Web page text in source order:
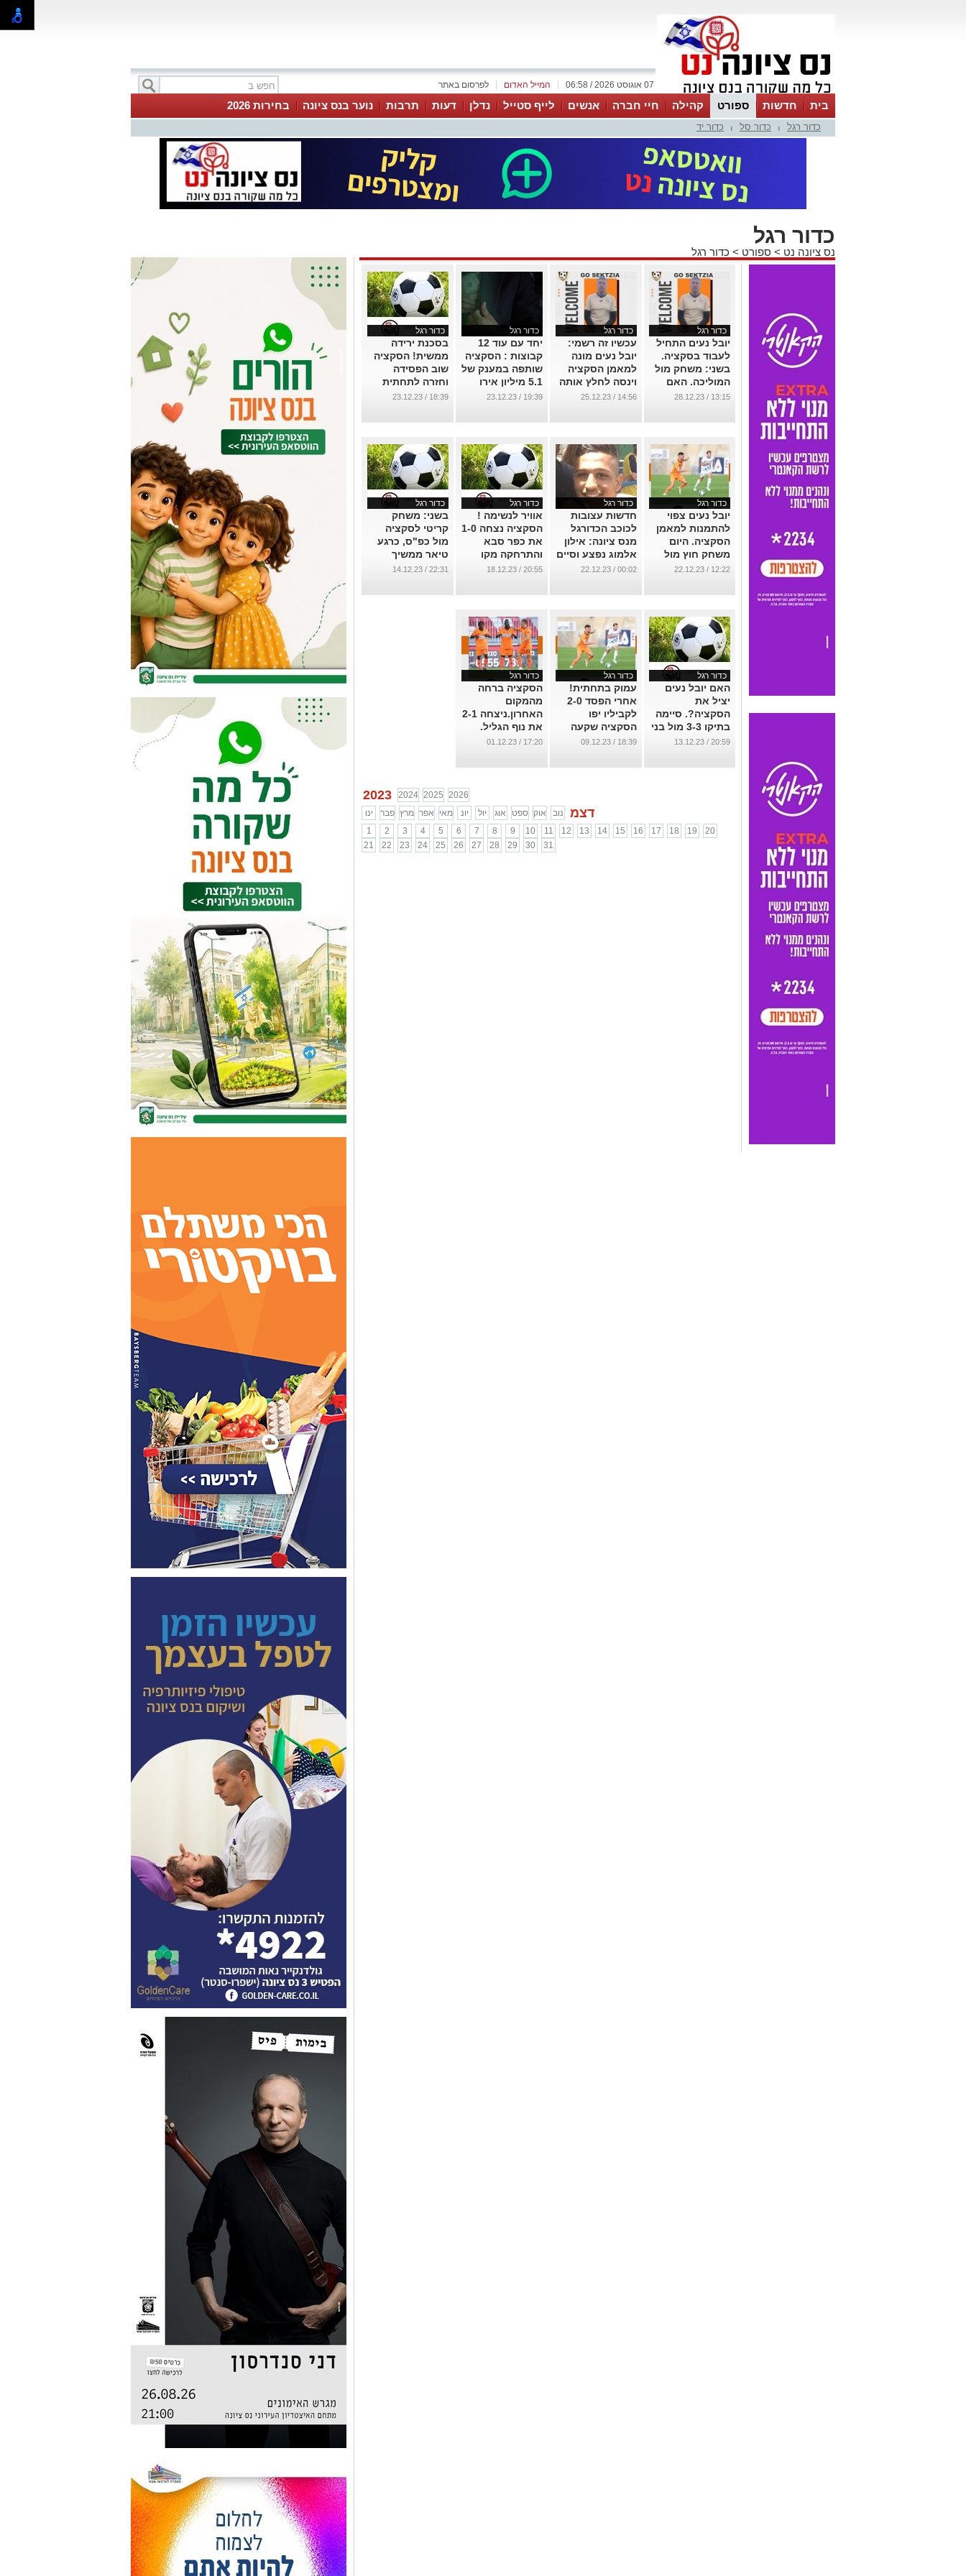
לפרסום באתר המייל האדום 07 אוגוסט 2026 / 06:58
בית חדשות ספורט קהילה חיי חברה אנשים לייף סטייל נדלן דעות תרבות נוער בנס ציונה בחירות 2026
כדור רגל כדור סל כדור יד
כדור רגל
נס ציונה נט > ספורט > כדור רגל
כדור רגל
יובל נעים התחיל
לעבוד בסקציה.
בשני: משחק מול
המוליכה. האם
הסקציה תברח
...
13:15 / 28.12.23
כדור רגל
עכשיו זה רשמי:
יובל נעים מונה
למאמן הסקציה
וינסה לחלץ אותה
מהתחתית
14:56 / 25.12.23
כדור רגל
יחד עם עוד 12
קבוצות : הסקציה
שותפה במענק של
5.1 מיליון אירו
שתחלק
לכדורגל.
19:39 / 23.12.23
כדור רגל
בסכנת ירידה
ממשית! הסקציה
שוב הפסידה
וחזרה לתחתית
הבוערת
18:39 / 23.12.23
כדור רגל
יובל נעים צפוי
להתמנות למאמן
הסקציה. היום
משחק חוץ מול
מ.ס כפר קאסם
12:22 / 22.12.23
כדור רגל
חדשות עצובות
לכוכב הכדורגל
מנס ציונה: אילון
אלמוג נפצע וסיים
את העונה
00:02 / 22.12.23
כדור רגל
אוויר לנשימה !
הסקציה נצחה 1-0
את כפר סבא
והתרחקה מקו
האדום
20:55 / 18.12.23
כדור רגל
בשני: משחק
קריטי לסקציה
מול כפ"ס, כרגע
טיאר ממשיך
...
22:31 / 14.12.23
כדור רגל
האם יובל נעים
יציל את
הסקציה?. סיימה
בתיקו 3-3 מול בני
שפרעם וחתמה
...
20:59 / 13.12.23
כדור רגל
עמוק בתחתית!
אחרי הפסד 2-0
לקביליו יפו
הסקציה שקעה
במקום המוביל
...
18:39 / 09.12.23
כדור רגל
הסקציה ברחה
מהמקום
האחרון.ניצחה 2-1
את נוף הגליל.
...
17:20 / 01.12.23
2023 2024 2025 2026
ינו
פבר מרץ אפר מאי יונ יול אוג ספט אוק נוב דצמ
1 2 3 4 5 6 7 8 9 10 11 12 13 14 15 16 17 18 19
20
21
22 23 24 25 26 27 28 29 30 31